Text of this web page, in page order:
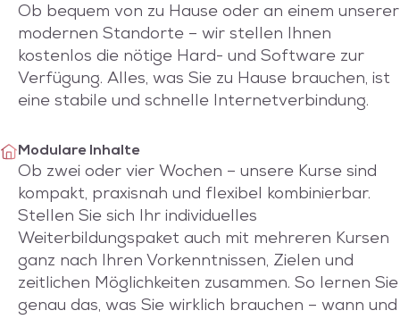
Ob bequem von zu Hause oder an einem unserer
modernen Standorte – wir stellen Ihnen
kostenlos die nötige Hard- und Software zur
Verfügung. Alles, was Sie zu Hause brauchen, ist
eine stabile und schnelle Internetverbindung.
Modulare Inhalte
Ob zwei oder vier Wochen – unsere Kurse sind
kompakt, praxisnah und flexibel kombinierbar.
Stellen Sie sich Ihr individuelles
Weiterbildungspaket auch mit mehreren Kursen
ganz nach Ihren Vorkenntnissen, Zielen und
zeitlichen Möglichkeiten zusammen. So lernen Sie
genau das, was Sie wirklich brauchen – wann und